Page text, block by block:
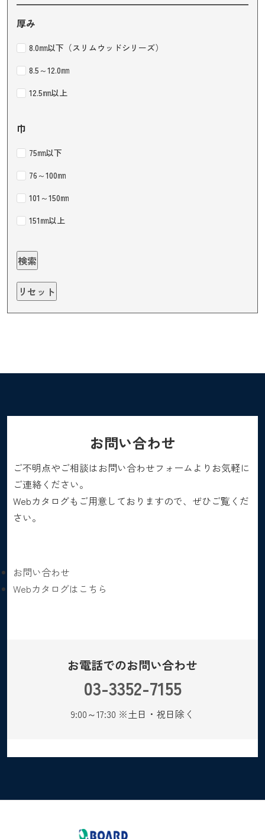
厚み
8.0㎜以下（スリムウッドシリーズ）
8.5～12.0㎜
12.5㎜以上
巾
75㎜以下
76～100㎜
101～150㎜
151㎜以上
お問い合わせ
ご不明点やご相談はお問い合わせフォームよりお気軽に
ご連絡ください。
Webカタログもご用意しておりますので、ぜひご覧くだ
さい。
お問い合わせ
Webカタログはこちら
お電話でのお問い合わせ
03-3352-7155
9:00～17:30 ※土日・祝日除く